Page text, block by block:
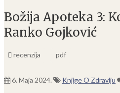
Božija Apoteka 3:
Ranko Gojković
recenzija pdf
6. Maja 2024. Knjige O Zdravlju